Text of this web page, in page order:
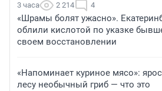
3 часа 2 214 4
«Шрамы болят ужасно».
облили кислотой по указке
своем восстановлении
«Напоминает куриное мясо»:
лесу необычный гриб — что это